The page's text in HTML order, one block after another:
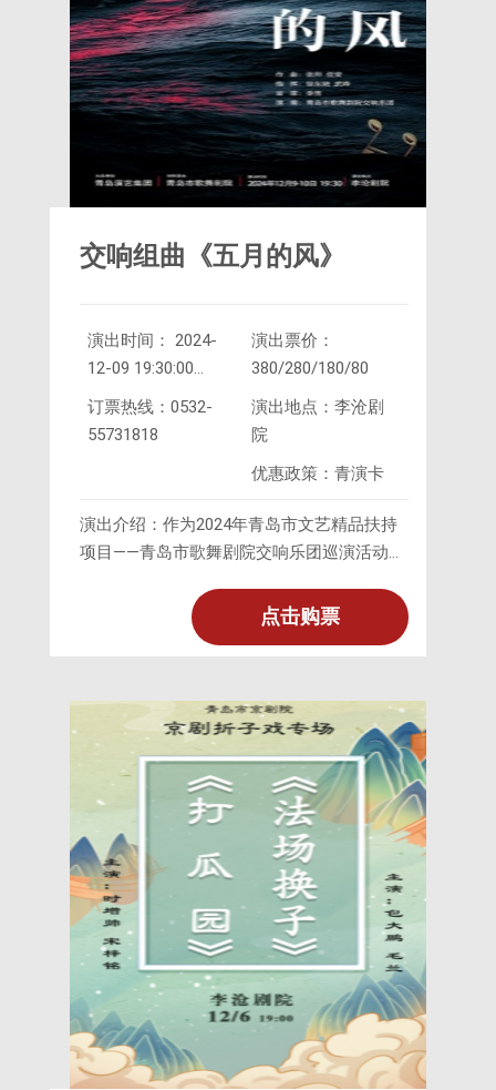
交响组曲《五月的风》
演出时间： 2024-
12-09 19:30:00
2024-
12-10 19:30:00
订票热线：0532-
55731818
演出票价：
380/280/180/80
演出地点：李沧剧
院
优惠政策：青演卡
演出介绍：作为2024年青岛市文艺精品扶持
项目——青岛市歌舞剧院交响乐团巡演活动正
日、12月10日在李沧剧院隆重点击购票